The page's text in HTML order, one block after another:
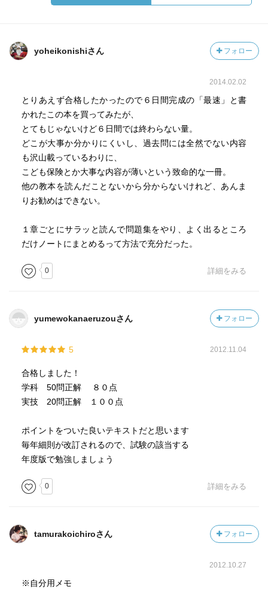
yoheikonishiさん フォロー
2014.02.02
とりあえず合格したかったので６日間完成の「最速」と書
かれたこの本を買ってみたが、
とてもじゃないけど６日間では終わらない量。
どこが大事か分かりにくいし、過去問には全然でない内容
も沢山載っているわりに、
こども保険とか大事な内容が薄いという致命的な一冊。
他の教本を読んだことないから分からないけれど、あんま
りお勧めはできない。
１章ごとにサラッと読んで問題集をやり、よく出るところ
だけノートにまとめるって方法で充分だった。
0 詳細をみる
yumewokanaeruzouさん フォロー
5 2012.11.04
合格しました！
学科 50問正解 ８０点
実技 20問正解 １００点
ポイントをついた良いテキストだと思います
毎年細則が改訂されるので、試験の該当する
年度版で勉強しましょう
0 詳細をみる
tamurakoichiroさん フォロー
2012.10.27
※自分用メモ